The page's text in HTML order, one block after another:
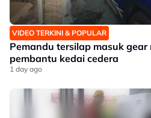
VIDEO TERKINI & POPULAR
Pemandu tersilap masuk
pembantu kedai cedera
1 day ago